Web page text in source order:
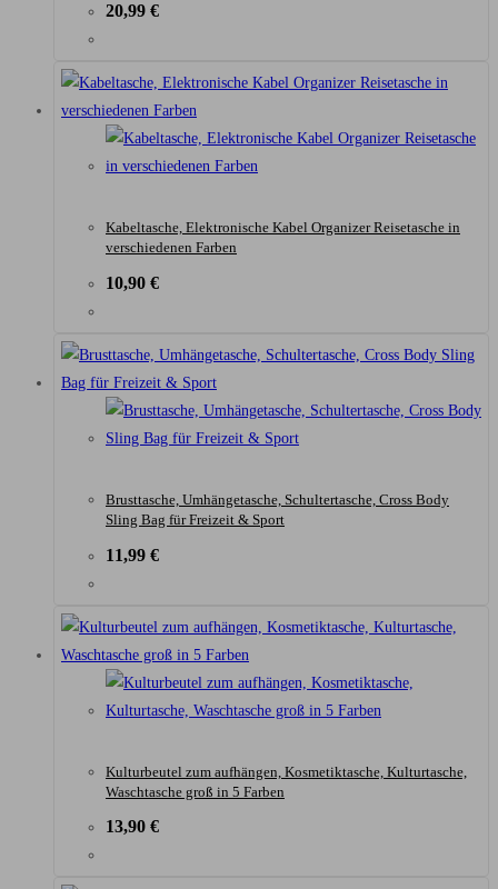
20,99 €
Kabeltasche, Elektronische Kabel Organizer Reisetasche in
verschiedenen Farben
10,90 €
Brusttasche, Umhängetasche, Schultertasche, Cross Body
Sling Bag für Freizeit & Sport
11,99 €
Kulturbeutel zum aufhängen, Kosmetiktasche, Kulturtasche,
Waschtasche groß in 5 Farben
13,90 €